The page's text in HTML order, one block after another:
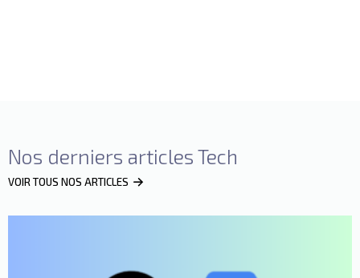
Nos derniers articles Tech
VOIR TOUS NOS ARTICLES